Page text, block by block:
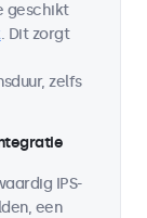
geschikt
. Dit zorgt
zelfs
IPS-
een